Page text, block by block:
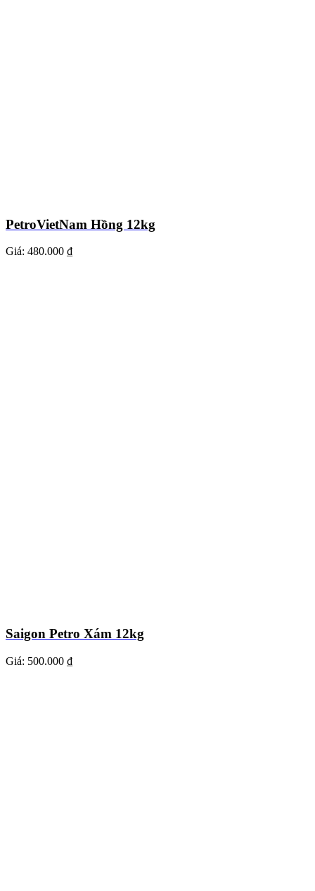
PetroVietNam Hồng 12kg
Giá: 480.000 ₫
Saigon Petro Xám 12kg
Giá: 500.000 ₫